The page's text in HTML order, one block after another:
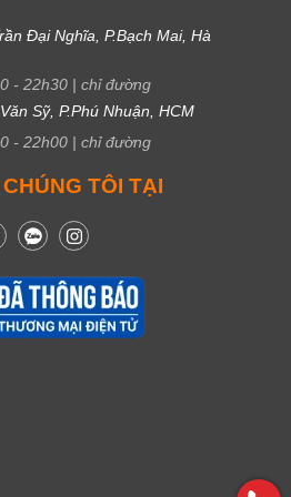
Đại Nghĩa, P.Bạch Mai, Hà
- 22h30 | chỉ đường
Sỹ, P.Phú Nhuận, HCM
- 22h00 | chỉ đường
TÔI TẠI